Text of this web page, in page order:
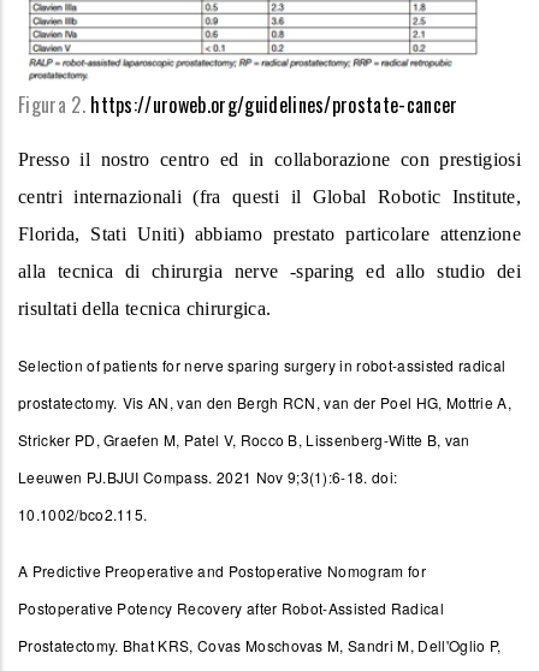
Figura 2. https://uroweb.org/guidelines/prostate-cancer
Presso il nostro centro ed in collaborazione con prestigiosi
centri internazionali (fra questi il Global Robotic Institute,
Florida, Stati Uniti) abbiamo prestato particolare attenzione
alla tecnica di chirurgia nerve -sparing ed allo studio dei
risultati della tecnica chirurgica.
Selection of patients for nerve sparing surgery in robot-assisted radical
prostatectomy. Vis AN, van den Bergh RCN, van der Poel HG, Mottrie A,
Stricker PD, Graefen M, Patel V, Rocco B, Lissenberg-Witte B, van
Leeuwen PJ.BJUI Compass. 2021 Nov 9;3(1):6-18. doi:
10.1002/bco2.115.
A Predictive Preoperative and Postoperative Nomogram for
Postoperative Potency Recovery after Robot-Assisted Radical
Prostatectomy. Bhat KRS, Covas Moschovas M, Sandri M, Dell'Oglio P,